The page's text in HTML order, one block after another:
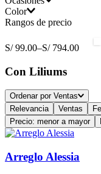
Cumpleaños (1)
Mejórate Pronto (1)
Inauguraciones (
Bodas (2)
Color
Rojo (3)
Rosado (3)
Rangos de precio
S/ 99.00–S/ 794.00
Con Liliums
Ordenar por Ventas
Relevancia
Ventas
Precio: menor a mayor
Arreglo Alessia